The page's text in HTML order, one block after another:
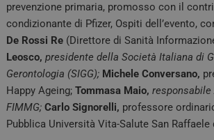
prevenzione primaria, promosso con il
condizionante di Pfizer, Ospiti dell’evento,
De Rossi Re (Direttore di Sanità
Leosco,presidente della Società Italiana di
Gerontologia (SIGG); Michele Conversano,
Happy Ageing;Tommasa Maio,
FIMMG;Carlo Signorelli, professore
Pubblica Università Vita-Salute San Raffaele